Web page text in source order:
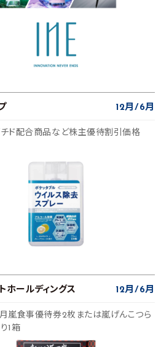
12月 6月
ド配合商品など株主優待割引価格
ホールディングス 12月 6月
嵐食事優待券2枚または嵐げんこつら
1箱